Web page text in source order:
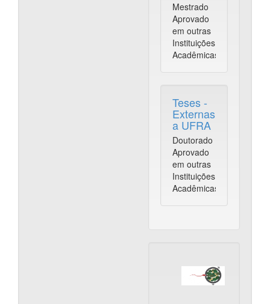
Mestrado
Aprovado
em outras
Instituições
Acadêmicas
Teses -
Externas
a UFRA
Doutorado
Aprovado
em outras
Instituições
Acadêmicas